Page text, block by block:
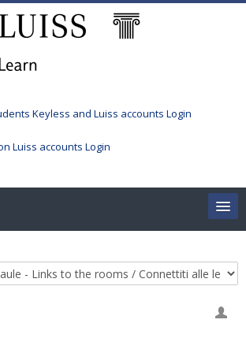
Keyless and Luiss accounts Login
accounts Login